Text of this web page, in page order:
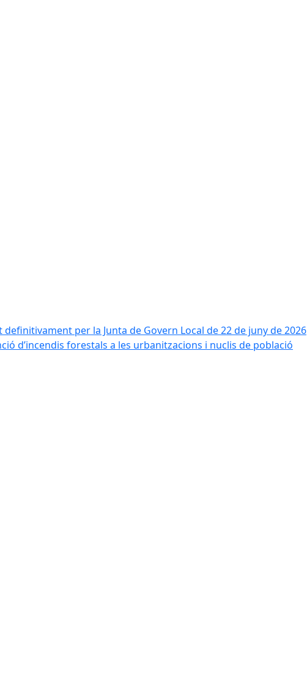
per la Junta de Govern Local de 22 de juny de 2026
d’incendis forestals a les urbanitzacions i nuclis de població